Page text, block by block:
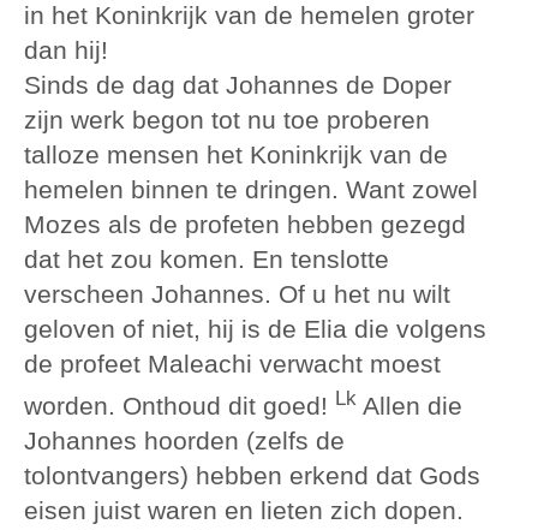
in het Koninkrijk van de hemelen groter
dan hij!
Sinds de dag dat Johannes de Doper
zijn werk begon tot nu toe proberen
talloze mensen het Koninkrijk van de
hemelen binnen te dringen. Want zowel
Mozes als de profeten hebben gezegd
dat het zou komen. En tenslotte
verscheen Johannes. Of u het nu wilt
geloven of niet, hij is de Elia die volgens
de profeet Maleachi verwacht moest
worden. Onthoud dit goed! Lk Allen die
Johannes hoorden (zelfs de
tolontvangers) hebben erkend dat Gods
eisen juist waren en lieten zich dopen.